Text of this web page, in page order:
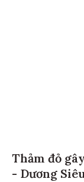
Thảm đỏ
- Dương